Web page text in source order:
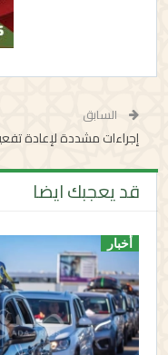
السابق
إجراءات مشددة لإعادة
قد يعجبك ايضا
أخبار